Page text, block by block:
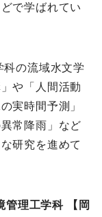
で学ばれてい
科の流域水文学
や「人間活動
実時間予測」
常降雨」など
研究を進めて
管理工学科 【岡